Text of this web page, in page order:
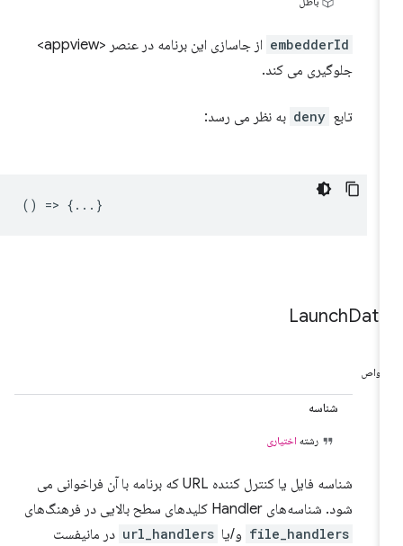
embedderId
از جاسازی این برنامه در عنصر <appview>
جلوگیری می کند.
تابع deny به نظر می رسد:
() => {...}
Launch
شناسه
رشته اختیاری
شناسه فایل یا کنترل کننده URL که برنامه با آن فراخوانی می
شود. شناسه‌های Handler کلیدهای سطح بالایی در فرهنگ‌های
file_handlers و/یا url_handlers در مانیفست